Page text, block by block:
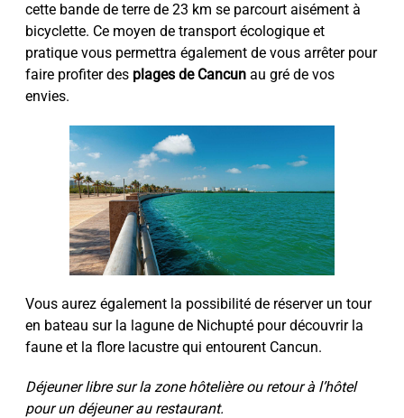
cette bande de terre de 23 km se parcourt aisément à
bicyclette. Ce moyen de transport écologique et
pratique vous permettra également de vous arrêter pour
faire profiter des plages de Cancunau gré de vos
envies.
Vous aurez également la possibilité de réserver un tour
en bateau sur la lagune de Nichupté pour découvrir la
faune et la flore lacustre qui entourent Cancun.
Déjeuner libre sur la zone hôtelière ou retour à l’hôtel
pour un déjeuner au restaurant.